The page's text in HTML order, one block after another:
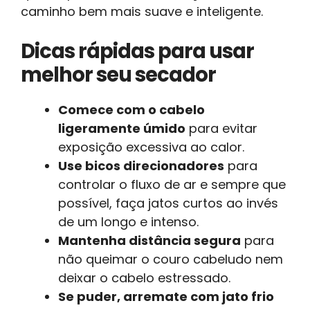
caminho bem mais suave e inteligente.
Dicas rápidas para usar
melhor seu secador
Comece com o cabelo
ligeramente úmido para evitar
exposição excessiva ao calor.
Use bicos direcionadores para
controlar o fluxo de ar e sempre que
possível, faça jatos curtos ao invés
de um longo e intenso.
Mantenha distância segura para
não queimar o couro cabeludo nem
deixar o cabelo estressado.
Se puder, arremate com jato frio